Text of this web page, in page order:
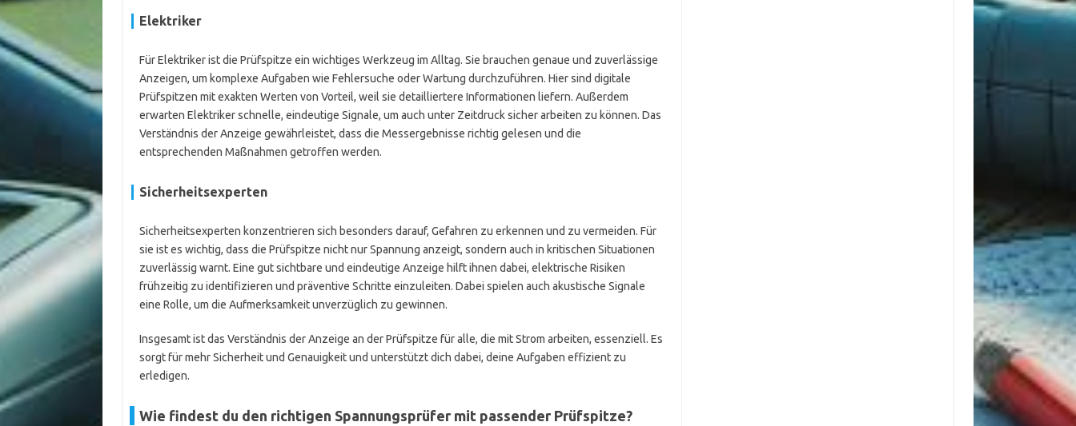
Elektriker
Für Elektriker ist die Prüfspitze ein wichtiges Werkzeug im Alltag. Sie brauchen genaue und zuverlässige
Anzeigen, um komplexe Aufgaben wie Fehlersuche oder Wartung durchzuführen. Hier sind digitale
Prüfspitzen mit exakten Werten von Vorteil, weil sie detailliertere Informationen liefern. Außerdem
erwarten Elektriker schnelle, eindeutige Signale, um auch unter Zeitdruck sicher arbeiten zu können. Das
Verständnis der Anzeige gewährleistet, dass die Messergebnisse richtig gelesen und die
entsprechenden Maßnahmen getroffen werden.
Sicherheitsexperten
Sicherheitsexperten konzentrieren sich besonders darauf, Gefahren zu erkennen und zu vermeiden. Für
sie ist es wichtig, dass die Prüfspitze nicht nur Spannung anzeigt, sondern auch in kritischen Situationen
zuverlässig warnt. Eine gut sichtbare und eindeutige Anzeige hilft ihnen dabei, elektrische Risiken
frühzeitig zu identifizieren und präventive Schritte einzuleiten. Dabei spielen auch akustische Signale
eine Rolle, um die Aufmerksamkeit unverzüglich zu gewinnen.
Insgesamt ist das Verständnis der Anzeige an der Prüfspitze für alle, die mit Strom arbeiten, essenziell. Es
sorgt für mehr Sicherheit und Genauigkeit und unterstützt dich dabei, deine Aufgaben effizient zu
erledigen.
Wie findest du den richtigen Spannungsprüfer mit passender Prüfspitze?